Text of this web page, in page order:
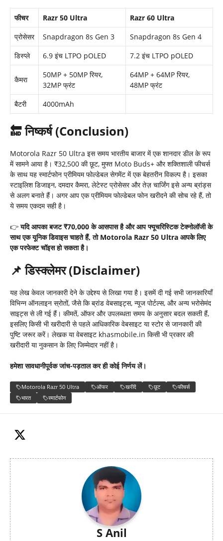
फीचर Razr 50 Ultra
Razr 60 Ultra
प्रोसेसर
Snapdragon 8s Gen 3
Snapdragon 8s Gen 4
डिस्प्ले
6.9 इंच LTPO pOLED 7.2 इंच LTPO pOLED
कैमरा
50MP + 50MP रियर,
32MP फ्रंट
64MP + 64MP रियर,
48MP फ्रंट
बैटरी
4000mAh
🔚 निष्कर्ष (Conclusion)
Motorola Razr 50 Ultra इस समय भारतीय बाजार में एक शानदार डील के रूप
में सामने आया है। ₹32,500 की छूट, मुफ्त Moto Buds+ और शक्तिशाली फीचर्स
के साथ यह स्मार्टफोन प्रीमियम फोल्डेबल सेगमेंट में एक बेहतरीन विकल्प है। इसका
स्टाइलिश डिजाइन, दमदार कैमरा, लेटेस्ट प्रोसेसर और तेज़ चार्जिंग इसे अन्य ब्रांड्स
से अलग बनाते हैं। अगर आप एक प्रीमियम फोल्डेबल फोन खरीदने की सोच रहे हैं, तो
ये समय एकदम सही है।
👉यदि आपका बजट ₹70,000के आसपास है और आप फ्यूचरिस्टिक टेक्नोलॉजी के
साथ एक यूनिक डिवाइस चाहते हैं,तो Motorola Razr 50 Ultra आपके लिए
एक परफेक्ट चॉइस हो सकता है।
📌 डिस्क्लेमर (Disclaimer)
यह लेख केवल जानकारी देने के उद्देश्य से लिखा गया है। इसमें दी गई सभी जानकारियाँ
विभिन्न ऑनलाइन स्रोतों, जैसे कि ब्रांड वेबसाइट्स, न्यूज पोर्टल्स, और अन्य भरोसेमंद
साइट्स से ली गई हैं। कीमतें, ऑफर और उपलब्धता समय के अनुसार बदल सकती हैं,
इसलिए किसी भी खरीदारी से पहले आधिकारिक वेबसाइट या स्टोर से जानकारी की
पुष्टि जरूर करें। लेखक या वेबसाइट khasmobile.in किसी भी प्रकार की
खरीदारी या नुकसान के लिए जिम्मेदार नहीं है।
हमेशा सावधानीपूर्वक जांच-पड़ताल कर ही कोई निर्णय लें।
Motorola Razr 50 Ultra ऑफर खरीदें छूट
फीचर्स
भारत
स्मार्टफोन
S Anil